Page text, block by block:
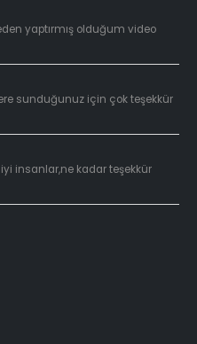
yaptırmış olduğum video
sunduğunuz için çok teşekkür
insanlar,ne kadar teşekkür